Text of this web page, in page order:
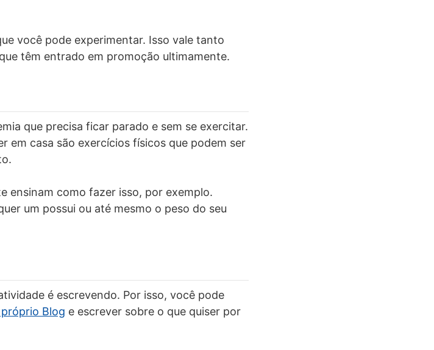
você pode experimentar. Isso vale tanto
têm entrado em promoção ultimamente.
que precisa ficar parado e sem se exercitar.
em casa são exercícios físicos que podem ser
ensinam como fazer isso, por exemplo.
um possui ou até mesmo o peso do seu
é escrevendo. Por isso, você pode
Blog e escrever sobre o que quiser por